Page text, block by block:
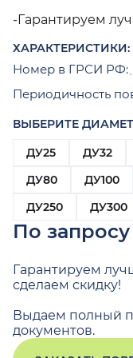
-Гарантируем
ХАРАКТЕРИСТИКИ:
Номер в ГРСИ РФ:
Периодичность
ВЫБЕРИТЕ
ДУ25
ДУ32
ДУ80
ДУ100
ДУ250
ДУ300
По запросу
Гарантируем
сделаем скидку!
Выдаем полный
документов.